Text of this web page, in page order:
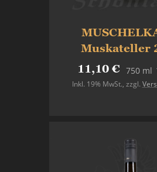
Muskateller
11,10 € 750 ml
Inkl. 19% MwSt., zzgl.